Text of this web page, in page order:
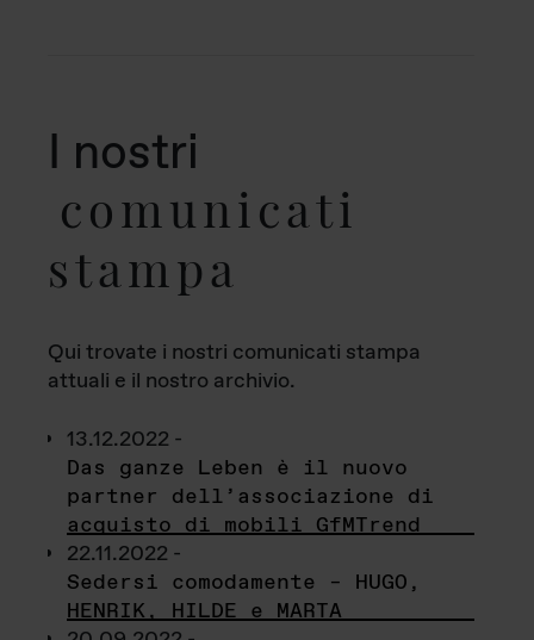
I nostri
comunicati
stampa
Qui trovate i nostri comunicati stampa
attuali e il nostro archivio.
13.12.2022 -
Das ganze Leben è il nuovo
partner dell’associazione di
acquisto di mobili GfMTrend
22.11.2022 -
Sedersi comodamente – HUGO,
HENRIK, HILDE e MARTA